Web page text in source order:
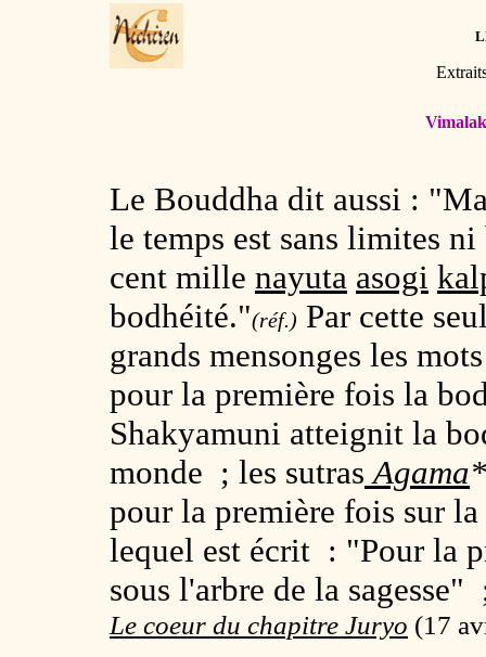
Le Bouddha dit aussi :
le temps est sans limites
cent mille nayuta asogi
bodhéité."(réf.) Par cette
grands mensonges les
pour la première fois la
Shakyamuni atteignit la
monde ; les sutras Agama*
pour la première fois sur
lequel est écrit : "Pour la
sous l'arbre de la sagesse"
Le coeur du chapitre Juryo (17